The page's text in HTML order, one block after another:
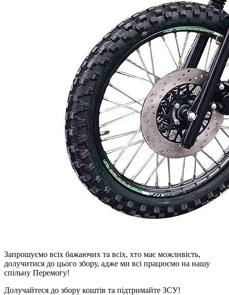
Запрошуємо всіх бажаючих та всіх, хто має можливість,
долучитися до цього збору, адже ми всі працюємо на нашу
спільну Перемогу!
Долучайтеся до збору коштів та підтримайте ЗСУ!